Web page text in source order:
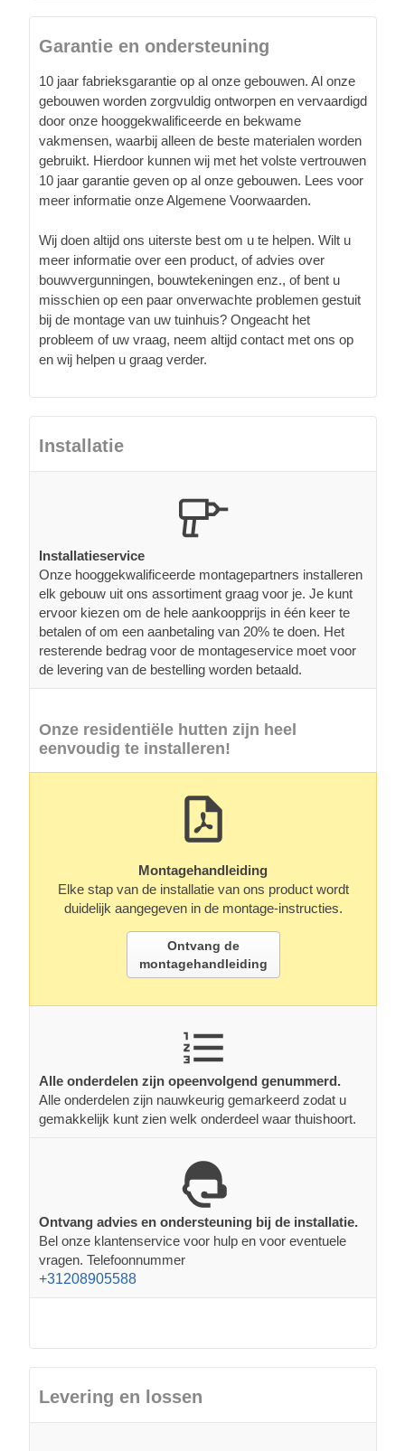
Garantie en ondersteuning
10 jaar fabrieksgarantie op al onze gebouwen. Al onze
gebouwen worden zorgvuldig ontworpen en vervaardigd
door onze hooggekwalificeerde en bekwame
vakmensen, waarbij alleen de beste materialen worden
gebruikt. Hierdoor kunnen wij met het volste vertrouwen
10 jaar garantie geven op al onze gebouwen. Lees voor
meer informatie onze Algemene Voorwaarden.
Wij doen altijd ons uiterste best om u te helpen. Wilt u
meer informatie over een product, of advies over
bouwvergunningen, bouwtekeningen enz., of bent u
misschien op een paar onverwachte problemen gestuit
bij de montage van uw tuinhuis? Ongeacht het
probleem of uw vraag, neem altijd contact met ons op
en wij helpen u graag verder.
Installatie
Installatieservice
Onze hooggekwalificeerde montagepartners installeren
elk gebouw uit ons assortiment graag voor je. Je kunt
ervoor kiezen om de hele aankoopprijs in één keer te
betalen of om een aanbetaling van 20% te doen. Het
resterende bedrag voor de montageservice moet voor
de levering van de bestelling worden betaald.
Onze residentiële hutten zijn heel
eenvoudig te installeren!
Montagehandleiding
Elke stap van de installatie van ons product wordt
duidelijk aangegeven in de montage-instructies.
Ontvang de
montagehandleiding
Alle onderdelen zijn opeenvolgend genummerd.
Alle onderdelen zijn nauwkeurig gemarkeerd zodat u
gemakkelijk kunt zien welk onderdeel waar thuishoort.
Ontvang advies en ondersteuning bij de installatie.
Bel onze klantenservice voor hulp en voor eventuele
vragen. Telefoonnummer
+31208905588
Levering en lossen